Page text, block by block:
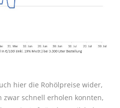
hier die Rohölpreise wider,
zwar schnell erholen konnten,